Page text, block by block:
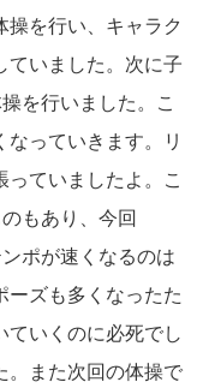
操を行い、キャラク
ていました。次に子
を行いました。こ
っていきます。リ
っていましたよ。こ
もあり、今回
ポが速くなるのは
ーズも多くなったた
ていくのに必死でし
。また次回の体操で